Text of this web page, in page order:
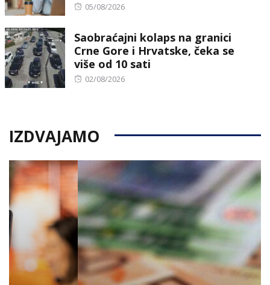
Posted
05/08/2026
Saobraćajni kolaps na granici
Crne Gore i Hrvatske, čeka se
više od 10 sati
Posted
02/08/2026
IZDVAJAMO